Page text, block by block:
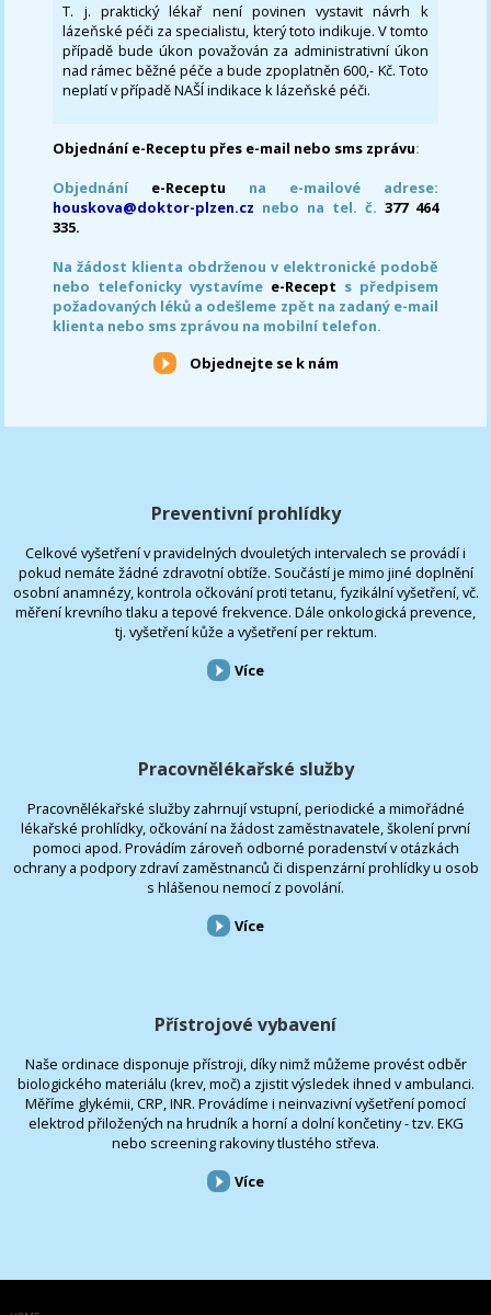
T. j. praktický lékař není povinen vystavit návrh k
lázeňské péči za specialistu, který toto indikuje. V tomto
případě bude úkon považován za administrativní úkon
nad rámec běžné péče a bude zpoplatněn 600,- Kč. Toto
neplatí v případě NAŠÍ indikace k lázeňské péči.
Objednání e-Receptu přes e-mail nebo sms zprávu:
Objednání e-Receptu na e-mailové adrese:
houskova@doktor-plzen.cz nebo na tel. č. 377 464
335.
Na žádost klienta obdrženou v elektronické podobě
nebo telefonicky vystavíme e-Recept s předpisem
požadovaných léků a odešleme zpět na zadaný e-mail
klienta nebo sms zprávou na mobilní telefon.
Objednejte se k nám
Preventivní prohlídky
Celkové vyšetření v pravidelných dvouletých intervalech se provádí i
pokud nemáte žádné zdravotní obtíže. Součástí je mimo jiné doplnění
osobní anamnézy, kontrola očkování proti tetanu, fyzikální vyšetření, vč.
měření krevního tlaku a tepové frekvence. Dále onkologická prevence,
tj. vyšetření kůže a vyšetření per rektum.
Více
Pracovnělékařské služby
Pracovnělékařské služby zahrnují vstupní, periodické a mimořádné
lékařské prohlídky, očkování na žádost zaměstnavatele, školení první
pomoci apod. Provádím zároveň odborné poradenství v otázkách
ochrany a podpory zdraví zaměstnanců či dispenzární prohlídky u osob
s hlášenou nemocí z povolání.
Více
Přístrojové vybavení
Naše ordinace disponuje přístroji, díky nimž můžeme provést odběr
biologického materiálu (krev, moč) a zjistit výsledek ihned v ambulanci.
Měříme glykémii, CRP, INR. Provádíme i neinvazivní vyšetření pomocí
elektrod přiložených na hrudník a horní a dolní končetiny - tzv. EKG
nebo screening rakoviny tlustého střeva.
Více